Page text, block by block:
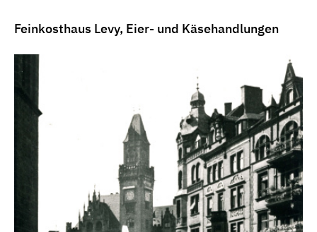
Feinkosthaus Levy, Eier- und Käsehandlungen